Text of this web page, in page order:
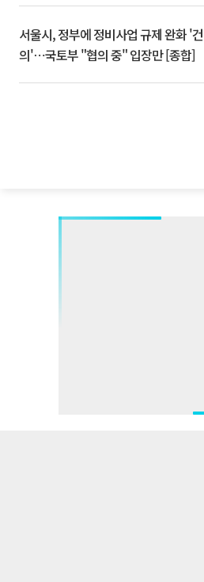
서울시, 정부에 정비사업 규제 완화 '건
의'⋯국토부 "협의 중" 입장만 [종합]